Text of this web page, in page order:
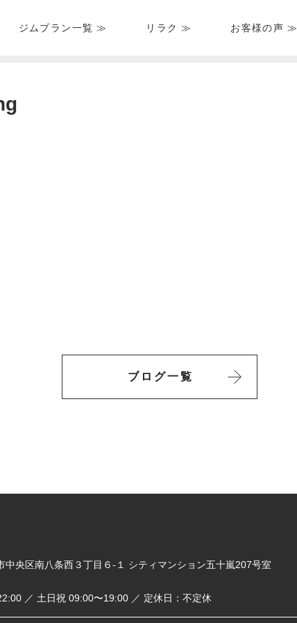
ジムプラン一覧 ≫ リラク ≫ お客様の声 ≫
ブログ一覧
中央区南八条西３丁目６-１ シティマンション五十嵐207号室
／ 土日祝 09:00〜19:00 ／ 定休日：不定休